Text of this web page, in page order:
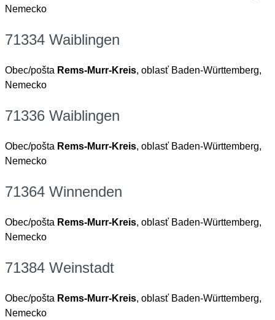
Nemecko
71334 Waiblingen
Obec/pošta Rems-Murr-Kreis, oblasť Baden-Württemberg,
Nemecko
71336 Waiblingen
Obec/pošta Rems-Murr-Kreis, oblasť Baden-Württemberg,
Nemecko
71364 Winnenden
Obec/pošta Rems-Murr-Kreis, oblasť Baden-Württemberg,
Nemecko
71384 Weinstadt
Obec/pošta Rems-Murr-Kreis, oblasť Baden-Württemberg,
Nemecko